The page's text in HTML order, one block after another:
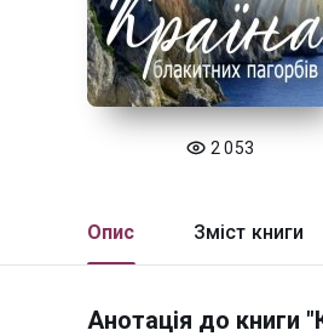
2 053
Опис Зміст книги
Анотація до книги